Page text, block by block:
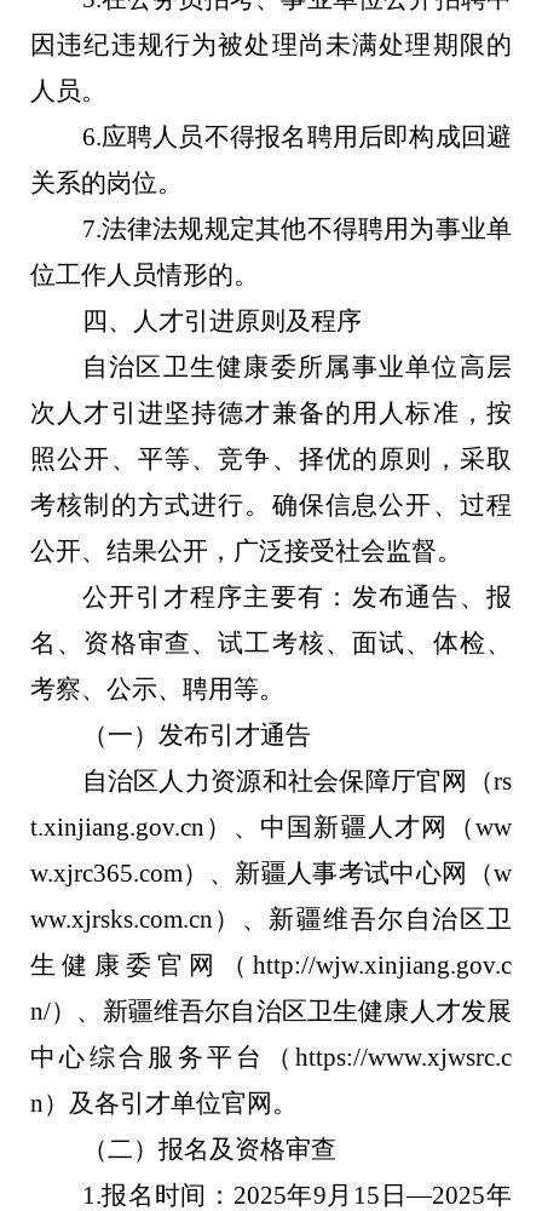
因违纪违规行为被处理尚未满处理期限的
人员。
6.应聘人员不得报名聘用后即构成回避
关系的岗位。
7.法律法规规定其他不得聘用为事业单
位工作人员情形的。
四、人才引进原则及程序
自治区卫生健康委所属事业单位高层
次人才引进坚持德才兼备的用人标准，按
照公开、平等、竞争、择优的原则，采取
考核制的方式进行。确保信息公开、过程
公开、结果公开， 广泛接受社会监督。
公开引才程序主要有：发布通告、报
名、资格审查、试工考核、面试、体检、
考察、公示、聘用等。
（一）发布引才通告
自治区人力资源和社会保障厅官网（rs
t.xinjiang.gov.cn ）、中国新疆人才网（ww
w.xjrc365.com）、新疆人事考试中心网（w
ww.xjrsks.com.cn ）、新疆维吾尔自治区卫
生健康委官网（http://wjw.xinjiang.gov.c
n/）、新疆维吾尔自治区卫生健康人才发展
中心综合服务平台（ https://www.xjwsrc.c
n）及各引才单位官网。
（二）报名及资格审查
1.报名时间： 2025年9月 15 日—2025年